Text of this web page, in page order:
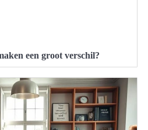
een groot verschil?